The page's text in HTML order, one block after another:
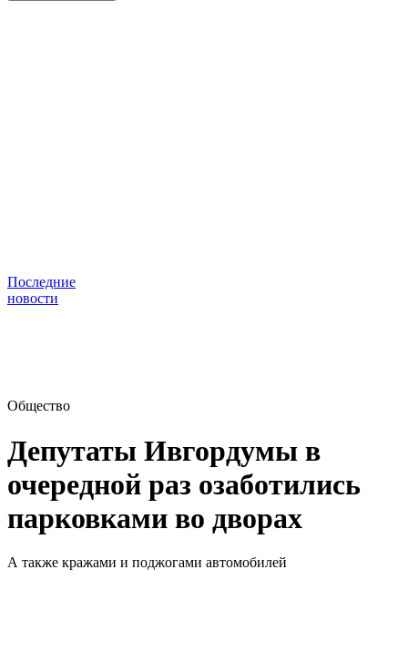
Последние
новости
Общество
Депутаты Ивгордумы в
очередной раз озаботились
парковками во дворах
А также кражами и поджогами автомобилей